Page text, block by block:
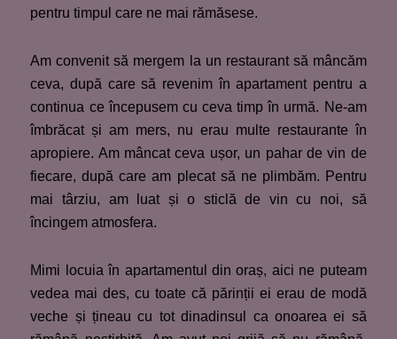
pentru timpul care ne mai rămăsese.
Am convenit să mergem la un restaurant să mâncăm
ceva, după care să revenim în apartament pentru a
continua ce începusem cu ceva timp în urmă. Ne-am
îmbrăcat și am mers, nu erau multe restaurante în
apropiere. Am mâncat ceva ușor, un pahar de vin de
fiecare, după care am plecat să ne plimbăm. Pentru
mai târziu, am luat și o sticlă de vin cu noi, să
încingem atmosfera.
Mimi locuia în apartamentul din oraș, aici ne puteam
vedea mai des, cu toate că părinții ei erau de modă
veche și țineau cu tot dinadinsul ca onoarea ei să